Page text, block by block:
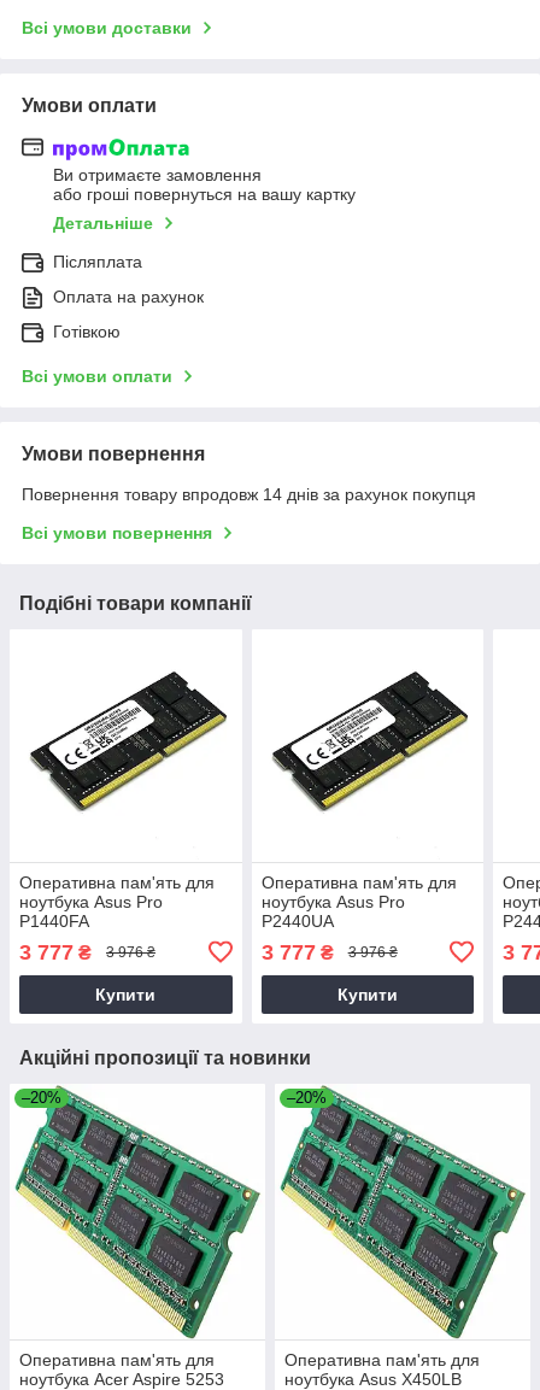
Всі умови доставки
Умови оплати
Ви отримаєте замовлення
або гроші повернуться на вашу картку
Детальніше
Післяплата
Оплата на рахунок
Готівкою
Всі умови оплати
Умови повернення
Повернення товару впродовж 14 днів за рахунок покупця
Всі умови повернення
Подібні товари компанії
Оперативна пам'ять для
ноутбука Asus Pro
P1440FA
3 777 ₴ 3 976 ₴
Купити
Оперативна пам'ять для
ноутбука Asus Pro
P2440UA
3 777₴ 3 976 ₴
Купити
3
Акційні пропозиції та новинки
–20%
Оперативна пам'ять для
ноутбука Acer Aspire 5253
–20%
Оперативна пам'ять для
ноутбука Asus X450LB